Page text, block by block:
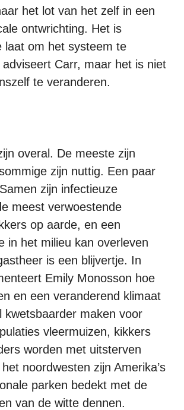
het lot van het zelf in een
ontwrichting. Het is
laat om het systeem te
Carr, maar het is niet
te veranderen.
overal. De meeste zijn
zijn nuttig. Een paar
zijn infectieuze
meest verwoestende
op aarde, en een
in het milieu kan overleven
is een blijvertje. In
Emily Monosson hoe
en een veranderend klimaat
kwetsbaarder maken voor
vleermuizen, kikkers
worden met uitsterven
noordwesten zijn Amerika’s
parken bedekt met de
van de witte dennen.